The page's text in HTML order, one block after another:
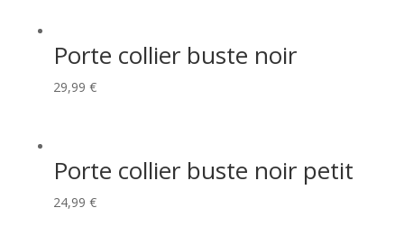
Porte collier buste noir
29,99 €
Porte collier buste noir petit
24,99 €